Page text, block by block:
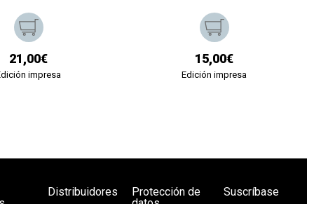
21,00€
impresa
15,00€
Edición impresa
Distribuidores
Protección de
Suscríbase